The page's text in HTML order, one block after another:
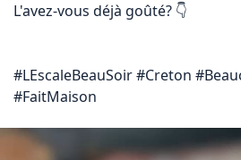
L'avez-vous déjà goûté? 👇
#LEscaleBeauSoir #Creton
#FaitMaison